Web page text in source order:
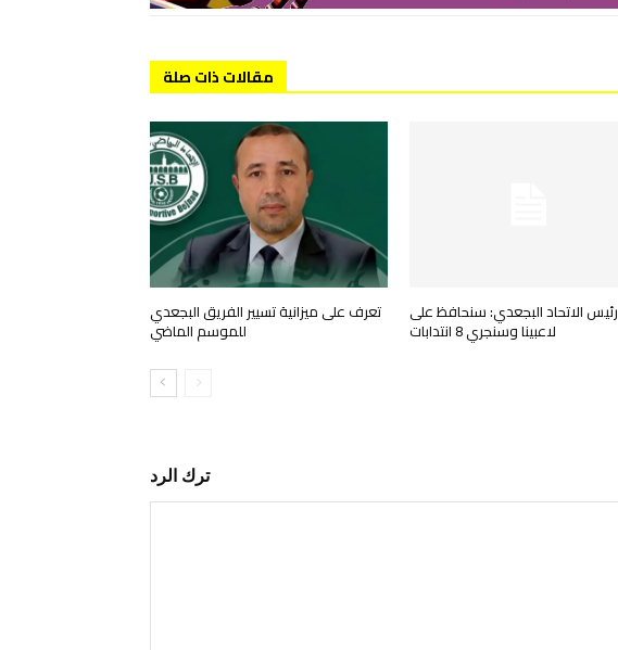
مقالات ذات صلة
رئيس الاتحاد البجعدي: سنحافظ على
لاعبينا وسنجري 8 انتدابات
تعرف على ميزانية تسيير الفريق البجعدي
للموسم الماضي
ترك الرد